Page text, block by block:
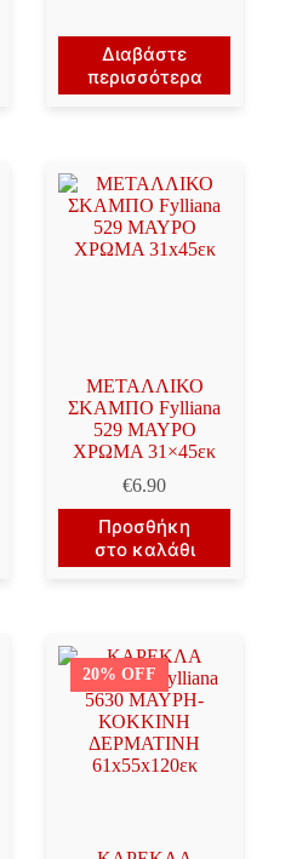
€63.90.
είναι:
€51.10.
Διαβάστε
περισσότερα
ΜΕΤΑΛΛΙΚΟ
ΣΚΑΜΠΟ Fylliana
529 ΜΑΥΡΟ
ΧΡΩΜΑ 31×45εκ
€6.90
Προσθήκη
στο καλάθι
20% OFF